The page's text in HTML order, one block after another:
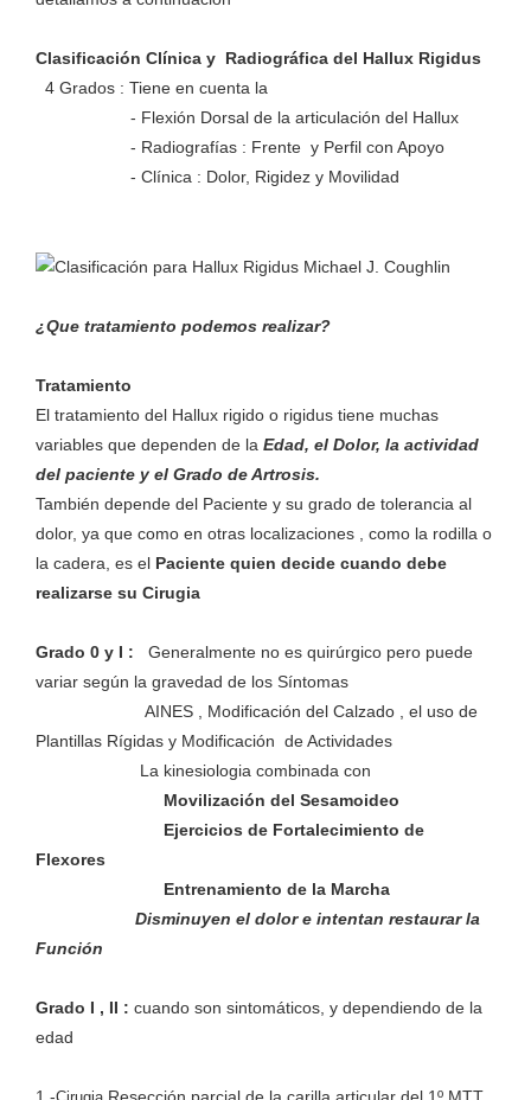
Clasificación Clínica y Radiográfica del Hallux Rigidus
4 Grados : Tiene en cuenta la
- Flexión Dorsal de la articulación del Hallux
- Radiografías : Frente y Perfil con Apoyo
- Clínica : Dolor, Rigidez y Movilidad
¿Que tratamiento podemos realizar?​
Tratamiento
El tratamiento del Hallux rigido o rigidus tiene muchas
variables que dependen de la Edad, el Dolor, la actividad
del paciente y el Grado de Artrosis.
También depende del Paciente y su grado de tolerancia al
dolor, ya que como en otras localizaciones , como la rodilla o
la cadera, es el Paciente quien decide cuando debe
realizarse su Cirugia
Grado 0 y I : Generalmente no es quirúrgico pero puede
variar según la gravedad de los Síntomas
AINES , Modificación del Calzado , el uso de
Plantillas Rígidas y Modificación de Actividades
La kinesiologia combinada con
Movilización del Sesamoideo
Ejercicios de Fortalecimiento de
Flexores
Entrenamiento de la Marcha
Disminuyen el dolor e intentan restaurar la
Función
Grado I , II : cuando son sintomáticos, y dependiendo de la
edad
1 -
Resección parcial de la carilla articular del 1º MTT.